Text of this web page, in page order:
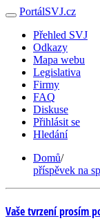
PortálSVJ.cz
Přehled SVJ
Odkazy
Mapa webu
Legislativa
Firmy
FAQ
Diskuse
Přihlásit se
Hledání
Domů/
příspěvek na
Vaše tvrzení prosím